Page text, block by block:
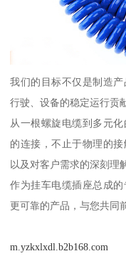
我们的目标不仅是制造
行驶、设备的稳定运行贡
从一根螺旋电缆到多元
的连接，不止于物理的
以及对客户需求的深刻理
作为挂车电缆插座总成的
更可靠的产品，与您共同
m.yzkxlxdl.b2b168.com